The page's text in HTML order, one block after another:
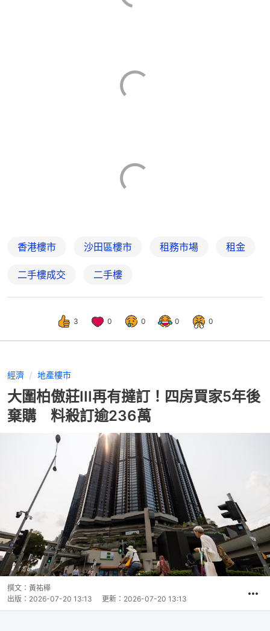
香港樓市 沙田區樓市 租務市場 租金
二手樓成交 二手樓
3 0 0 0 0
經濟 地產樓市
大圍柏傲莊III再有撻訂！四房買家5年後
棄購 料殺訂逾236萬
撰文： 黃祐樺
出版： 2026-07-20 13:13 更新： 2026-07-20 13:13